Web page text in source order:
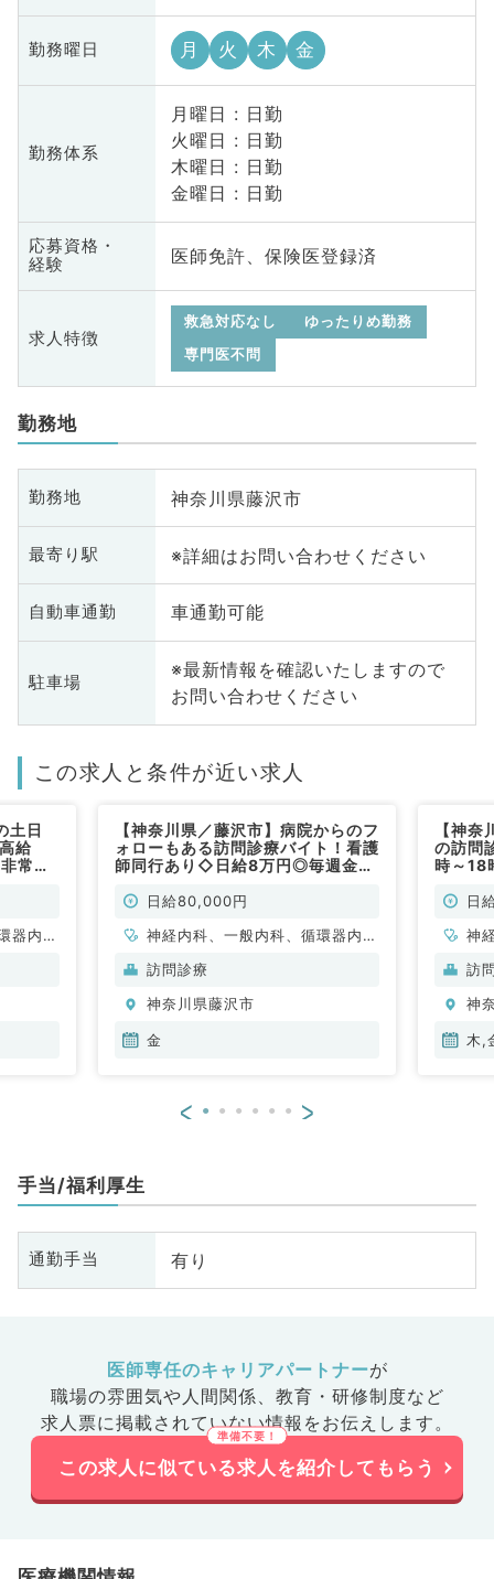
勤務曜日 月 火 木 金
勤務体系
月曜日 : 日勤
火曜日 : 日勤
木曜日 : 日勤
金曜日 : 日勤
応募資格・
経験
医師免許、保険医登録済
求人特徴
救急対応なし
ゆったりめ勤務
専門医不問
勤務地
勤務地 神奈川県藤沢市
最寄り駅 ※詳細はお問い合わせください
自動車通勤 車通勤可能
駐車場
※最新情報を確認いたしますので
お問い合わせください
この求人と条件が近い求人
土日
給
常
器内
【神奈川県／藤沢市】病院からのフ
ォローもある訪問診療バイト！看護
師同行あり◇日給8万円◎毎週金曜
日給80,000円
神経内科、一般内科、循環器内
科、呼吸器内科、消化器内科、内
内科、血液内科、膠原病科
訪問診療
神奈川県藤沢市
金
【神
の訪問
時～18
日
神
科
訪
神
木,
< >
手当/福利厚生
通勤手当 有り
医師専任のキャリアパートナーが
職場の雰囲気や人間関係、 教育・研修制度など
求人票に掲載されていない情報をお伝えします。
この求人に似ている求人を紹介してもらう